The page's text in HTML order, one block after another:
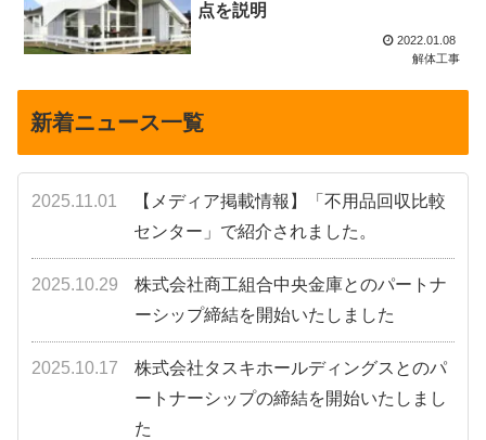
点を説明
2022.01.08
解体工事
新着ニュース一覧
2025.11.01
【メディア掲載情報】「不用品回収比較
センター」で紹介されました。
2025.10.29
株式会社商工組合中央金庫とのパートナ
ーシップ締結を開始いたしました
2025.10.17
株式会社タスキホールディングスとのパ
ートナーシップの締結を開始いたしまし
た